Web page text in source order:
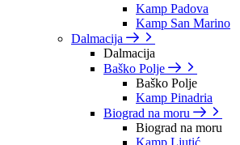
Kamp Padova
Kamp San Marino
Dalmacija
Dalmacija
Baško Polje
Baško Polje
Kamp Pinadria
Biograd na moru
Biograd na moru